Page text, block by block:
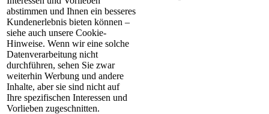
abstimmen und Ihnen ein besseres
Kundenerlebnis bieten können –
siehe auch unsere Cookie-
Hinweise. Wenn wir eine solche
Datenverarbeitung nicht
durchführen, sehen Sie zwar
weiterhin Werbung und andere
Inhalte, aber sie sind nicht auf
Ihre spezifischen Interessen und
Vorlieben zugeschnitten.